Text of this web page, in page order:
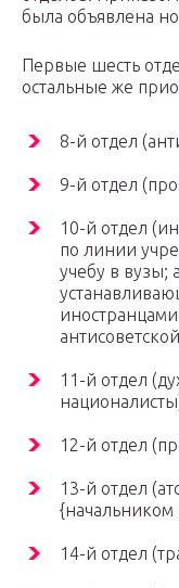
была объявлена
Первые шесть
остальные же
8-й отдел
9-й отдел
10-й отдел
по линии
учебу в вузы;
11-й отдел
12-й отдел
13-й отдел
14-й отдел